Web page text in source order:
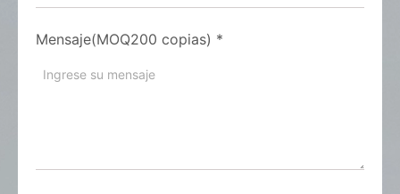
Mensaje(MOQ200 copias) *